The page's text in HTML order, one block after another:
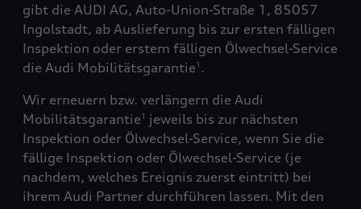
gibt die AUDI AG, Auto-Union-Straße 1, 85057
Ingolstadt, ab Auslieferung bis zur ersten fälligen
Inspektion oder erstem fälligen Ölwechsel-Service
die Audi Mobilitätsgarantie1 .
Wir erneuern bzw. verlängern die Audi
Mobilitätsgarantie1
jeweils bis zur nächsten
Inspektion oder Ölwechsel-Service, wenn Sie die
fällige Inspektion oder Ölwechsel-Service (je
nachdem, welches Ereignis zuerst eintritt) bei
ihrem Audi Partner durchführen lassen. Mit den